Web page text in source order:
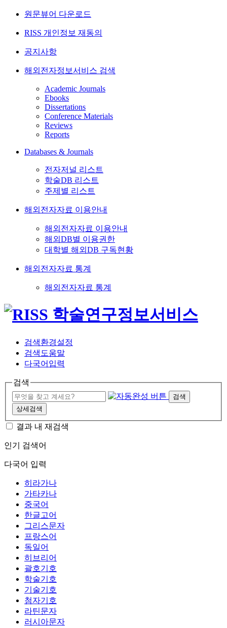
원문뷰어 다운로드
RISS 개인정보 재동의
공지사항
해외전자정보서비스 검색
Academic Journals
Ebooks
Dissertations
Conference Materials
Reviews
Reports
Databases & Journals
전자저널 리스트
학술DB 리스트
주제별 리스트
해외전자자료 이용안내
해외전자자료 이용안내
해외DB별 이용권한
대학별 해외DB 구독현황
해외전자자료 통계
해외전자자료 통계
검색환경설정
검색도움말
다국어입력
검색
검색
상세검색
결과 내 재검색
인기 검색어
다국어 입력
히라가나
가타카나
중국어
한글고어
그리스문자
프랑스어
독일어
히브리어
괄호기호
학술기호
기술기호
첨자기호
라틴문자
러시아문자